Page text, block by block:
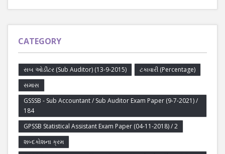
CATEGORY
સબ ઓડીટર (Sub Auditor) (13-9-2015)
ટકાવારી (Percentage)
સમાસ
GSSSB - Sub Accountant / Sub Auditor Exam Paper (9-7-2021) /
184
GPSSB Statistical Assistant Exam Paper (04-11-2018) / 2
શબ્દકોશના ક્રમ